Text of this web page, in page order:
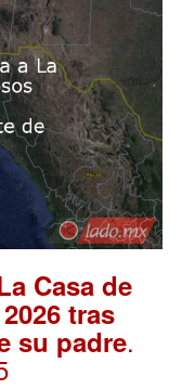
Casa de
tras
su padre.